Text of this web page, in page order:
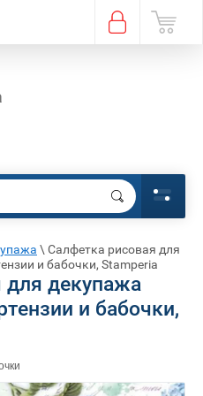
\ Салфетка рисовая для
и бабочки, Stamperia
для декупажа
и бабочки,